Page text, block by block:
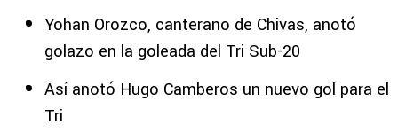
Yohan Orozco, canterano de Chivas, anotó
golazo en la goleada del Tri Sub-20
Así anotó Hugo Camberos un nuevo gol para el
Tri